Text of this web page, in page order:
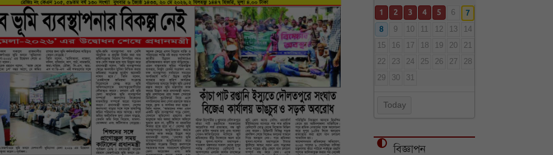
1 2 3 4 5 6
7
8
9 10 11 12 13
14
15
16 17 18 19 20
21
22
23 24 25 26 27
28
29
30 31
Today
বিজ্ঞাপন